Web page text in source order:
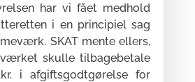
har vi fået medhold
i en principiel sag
SKAT mente ellers,
skulle tilbagebetale
i afgiftsgodtgørelse for